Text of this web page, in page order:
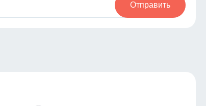
Отправить